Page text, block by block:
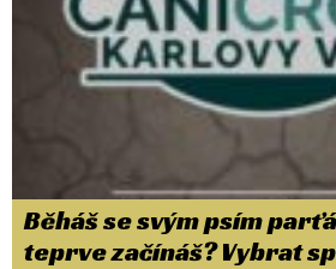
Běháš se svým psím
teprve začínáš? Vybrat